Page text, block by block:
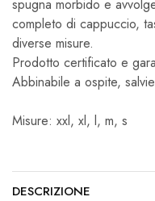
spugna morbido e
completo di cappuccio,
diverse misure.
Prodotto certificato e
Abbinabile a ospite,
Misure: xxl, xl, l, m, s
DESCRIZIONE